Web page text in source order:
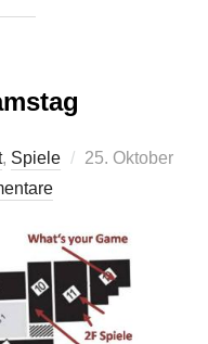
, Spiele
Veröffentlicht
25. Oktober